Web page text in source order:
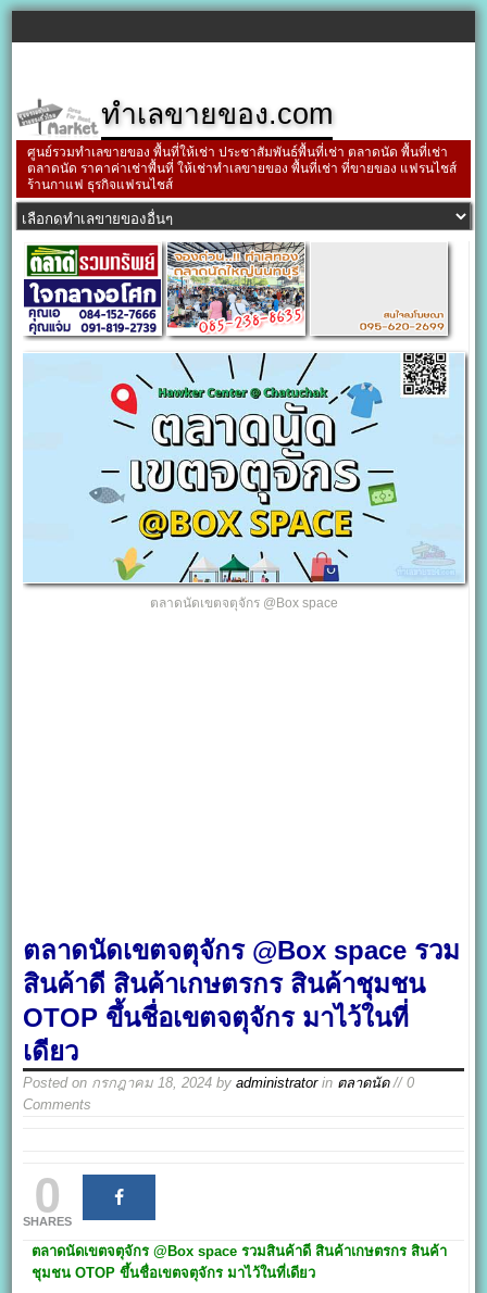
ทำเลขายของ.com
ศูนย์รวมทำเลขายของ พื้นที่ให้เช่า ประชาสัมพันธ์พื้นที่เช่า ตลาดนัด พื้นที่เช่า
ตลาดนัด ราคาค่าเช่าพื้นที่ ให้เช่าทำเลขายของ พื้นที่เช่า ที่ขายของ แฟรนไชส์
ร้านกาแฟ ธุรกิจแฟรนไชส์
ตลาดนัดเขตจตุจักร @Box space
ตลาดนัดเขตจตุจักร @Box space รวม
สินค้าดี สินค้าเกษตรกร สินค้าชุมชน
OTOP ขึ้นชื่อเขตจตุจักร มาไว้ในที่
เดียว
Posted on กรกฎาคม 18, 2024 byadministratorin ตลาดนัด// 0
Comments
0
SHARES
ตลาดนัดเขตจตุจักร @Box space รวมสินค้าดี สินค้าเกษตรกร สินค้า
ชุมชนOTOPขึ้นชื่อเขตจตุจักร มาไว้ในที่เดียว